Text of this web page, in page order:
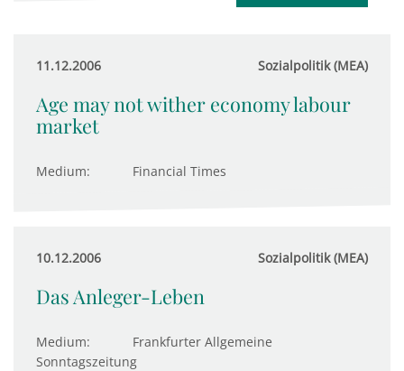
11.12.2006 Sozialpolitik (MEA)
Age may not wither economy labour
market
Medium: Financial Times
10.12.2006 Sozialpolitik (MEA)
Das Anleger-Leben
Medium:
Frankfurter Allgemeine
Sonntagszeitung